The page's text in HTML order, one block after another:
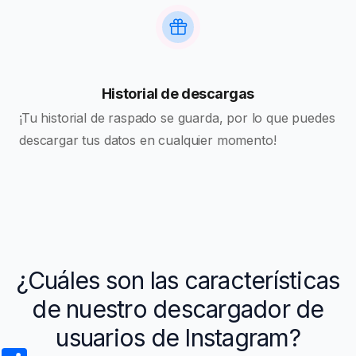
Historial de descargas
¡Tu historial de raspado se guarda, por lo que puedes
descargar tus datos en cualquier momento!
¿Cuáles son las características
de nuestro descargador de
usuarios de Instagram?